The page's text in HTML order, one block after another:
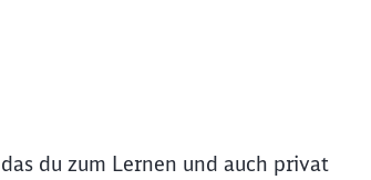
du zum Lernen und auch privat